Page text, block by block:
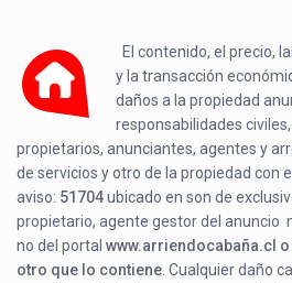
El contenido, el precio,
y la transacción
daños a la propiedad
responsabilidades
propietarios, anunciantes, agentes y
de servicios y otro de la propiedad con
aviso: 51704ubicado enson de
propietario, agente gestor del anuncio
no del portalwww.arriendocabaña.cl
otro que lo contiene . Cualquier daño